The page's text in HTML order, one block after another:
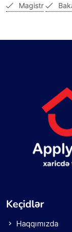
Magistr
Keçidlər
Haqqımızda